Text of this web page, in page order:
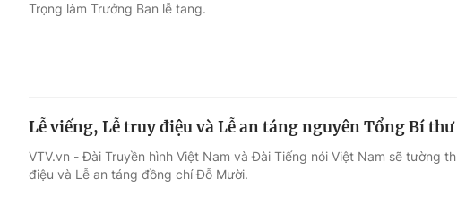
Trọng làm Trưởng Ban lễ tang.
Lễ viếng, Lễ truy điệu và Lễ an táng nguyên Tổng Bí
VTV.vn - Đài Truyền hình Việt Nam và Đài Tiếng nói Việt Nam sẽ tường
điệu và Lễ an táng đồng chí Đỗ Mười.